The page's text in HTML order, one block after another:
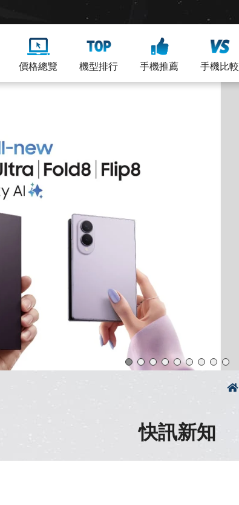
價格總覽 機型排行 手機推薦 手機比較
快訊新知